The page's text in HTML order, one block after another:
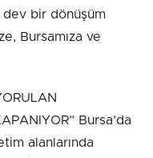
dev bir dönüşüm
Bursamıza ve
Bursa’da
alanlarında